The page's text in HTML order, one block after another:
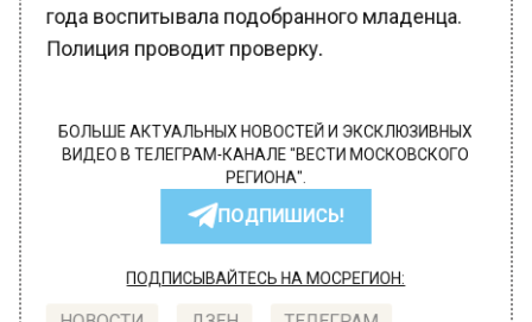
года воспитывала подобранного младенца.
Полиция проводит проверку.
БОЛЬШЕ АКТУАЛЬНЫХ НОВОСТЕЙ И ЭКСКЛЮЗИВНЫХ
ВИДЕО В ТЕЛЕГРАМ-КАНАЛЕ "ВЕСТИ МОСКОВСКОГО
РЕГИОНА".
ПОДПИШИСЬ!
ПОДПИСЫВАЙТЕСЬ НА МОСРЕГИОН: